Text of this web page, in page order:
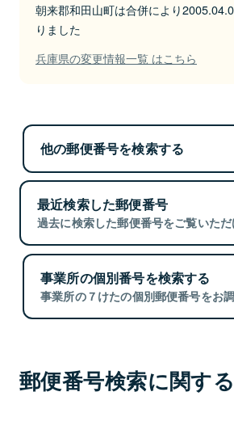
朝来郡和田山町は合併により
りました
兵庫県の変更情報一覧 はこちら
他の郵便番号を検索する
最近検索した郵便番号
過去に検索した郵便番号をご覧いただ
事業所の個別番号を検索する
事業所の７けたの個別郵便番号をお調
郵便番号検索に関す